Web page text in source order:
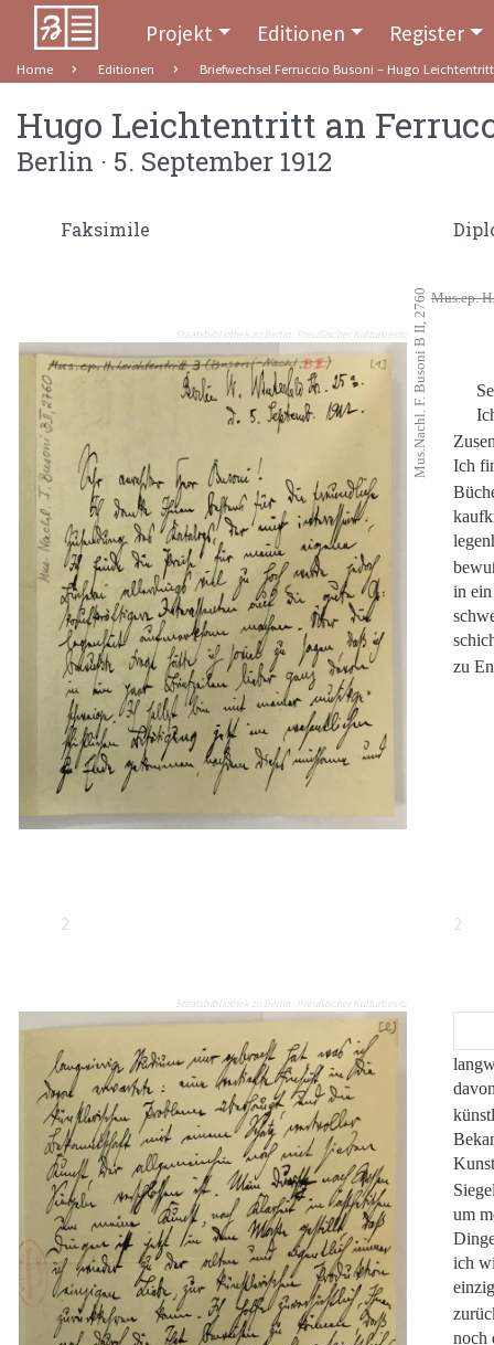
Projekt Editionen Register
Home Editionen Briefwechsel Ferruccio Busoni – Hugo Leichtentritt
Hugo Leichtentritt an
Berlin · 5. September 1912
Faksimile
Staatsbibliothek zu Berlin · Preußischer Kulturbesitz
Mus.ep.
Mus.Nachl. F. Busoni B II, 2760
Ich
in
zu
2 2
Staatsbibliothek zu Berlin · Preußischer Kulturbesitz
um
ich
noch